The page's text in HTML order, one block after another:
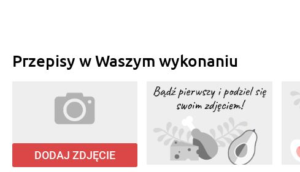
Przepisy w Waszym wykonaniu
DODAJ ZDJĘCIE